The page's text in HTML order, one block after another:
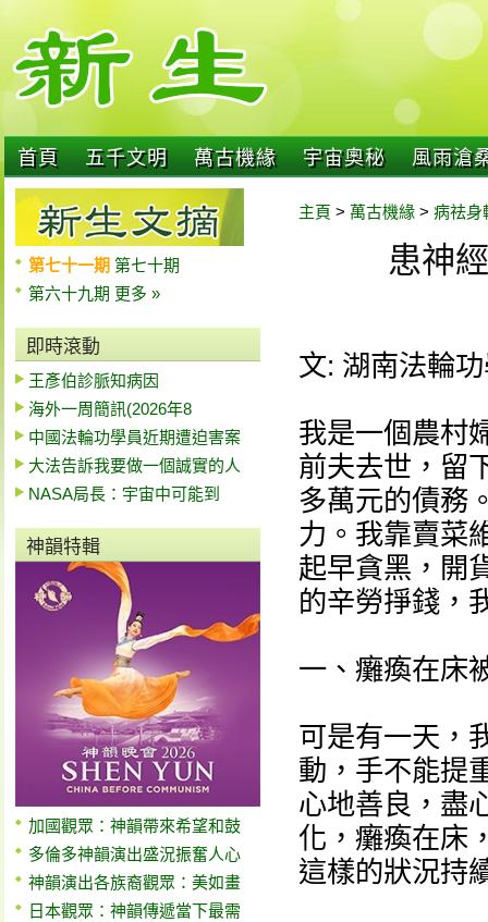
首頁 五千文明 萬古機緣 宇宙奧秘 風雨滄
第七十一期 第七十期
第六十九期 更多 »
即時滾動
王彥伯診脈知病因
海外一周簡訊(2026年8
中國法輪功學員近期遭迫害案
大法告訴我要做一個誠實的人
NASA局長：宇宙中可能到
神韻特輯
加國觀眾：神韻帶來希望和鼓
多倫多神韻演出盛況振奮人心
神韻演出各族裔觀眾：美如畫
日本觀眾：神韻傳遞當下最需
主頁 > 萬古機緣 > 病祛身
患神
文: 湖南法輪
我是一個農村
前夫去世，留
多萬元的債務
力。我靠賣菜
起早貪黑，開
的辛勞掙錢，
一、癱瘓在床
可是有一天，
動，手不能提
心地善良，盡
化，癱瘓在床
這樣的狀況持